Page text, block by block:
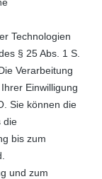
Technologien
§ 25 Abs. 1 S.
Verarbeitung
Einwilligung
Sie können die
die
bis zum
und zum